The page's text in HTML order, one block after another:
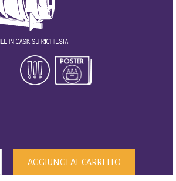
AGGIUNGI AL CARRELLO